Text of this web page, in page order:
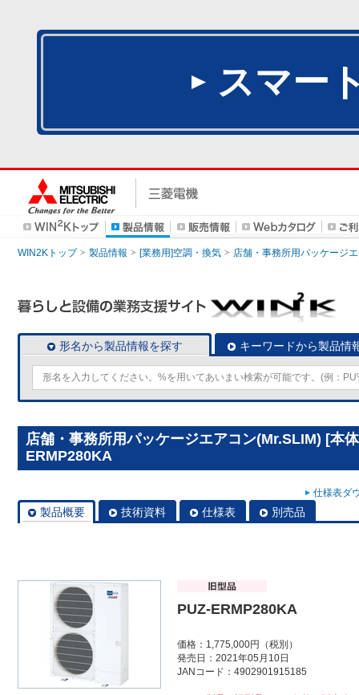
スマー
WIN2Kトップ 製品情報 [業務用]空調・換気 店舗・事務所用パッケージ
形名から製品情報を探す キーワードから製品情
店舗・事務所用パッケージエアコン(Mr.SLIM) [本
ERMP280KA
仕様表ダ
製品概要 技術資料 仕様表 別売品
PUZ-ERMP280KA
価格：1,775,000円（税別）
発売日：2021年05月10日
JANコード：4902901915185